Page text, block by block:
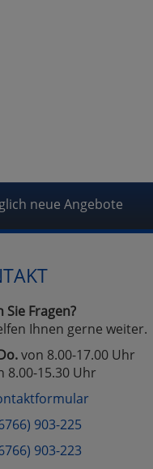
neue Angebote
Sie Fragen?
Ihnen gerne weiter.
von 8.00-17.00 Uhr
8.00-15.30 Uhr
903-225
903-223